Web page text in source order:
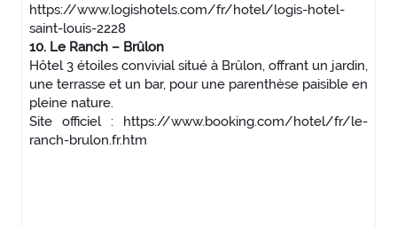
https://www.logishotels.com/fr/hotel/logis-hotel-
saint-louis-2228
10. Le Ranch – Brûlon
Hôtel 3 étoiles convivial situé à Brûlon, offrant un jardin,
une terrasse et un bar, pour une parenthèse paisible en
pleine nature.
Site officiel : https://www.booking.com/hotel/fr/le-
ranch-brulon.fr.htm